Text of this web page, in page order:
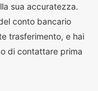
sua accuratezza.
conto bancario
trasferimento, e hai
di contattare prima